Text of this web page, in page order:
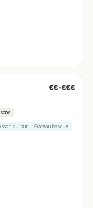
€€-€€€
du jour Gâteau basque